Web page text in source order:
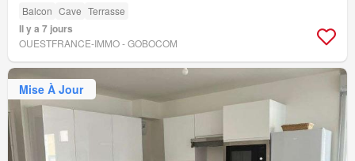
Balcon Cave Terrasse
Il y a 7 jours
OUESTFRANCE-IMMO - GOBOCOM
Mise À Jour